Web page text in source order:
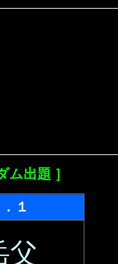
ム出題 ］
．１
父